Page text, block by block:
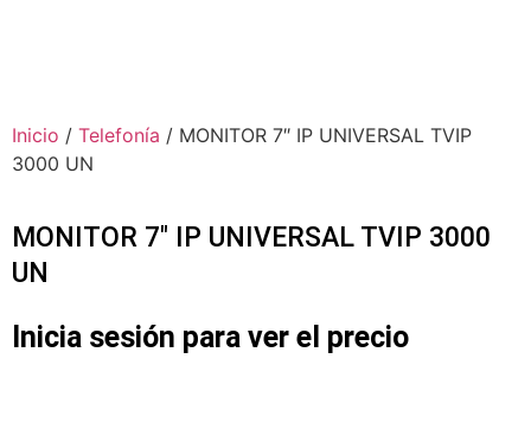
Inicio / Telefonía / MONITOR 7″ IP UNIVERSAL TVIP
3000 UN
MONITOR 7″ IP UNIVERSAL TVIP 3000
UN
Inicia sesión para ver el precio